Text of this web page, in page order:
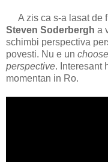
A zis ca s-a lasat de
Steven Soderbergh a
schimbi perspectiva
povesti. Nu e un
perspective. Interesant
momentan in Ro.